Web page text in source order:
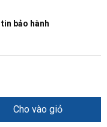
bảo hành
Cho vào giỏ